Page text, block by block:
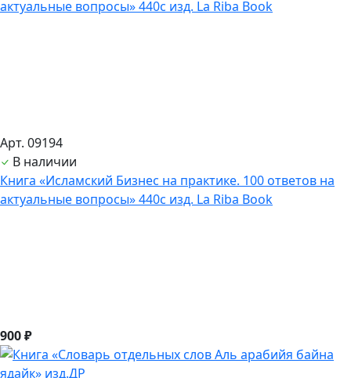
Арт. 09194
В наличии
Книга «Исламский Бизнес на практике. 100 ответов на
актуальные вопросы» 440с изд. La Riba Book
900 ₽